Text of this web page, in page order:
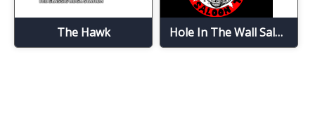
The Hawk Hole In The Wall Saloon